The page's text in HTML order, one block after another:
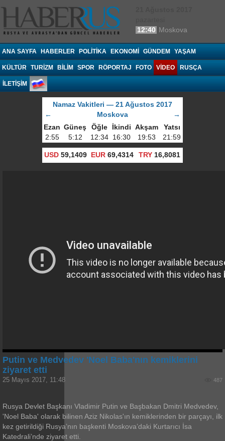
12:40 Moskova
ANA SAYFA HABERLER POLITIKA EKONOMI GÜNDEM YAŞAM
KÜLTÜR TURIZM BILIM SPOR RÖPORTAJ FOTO VIDEO RUSÇA
İLETİŞİM
Namaz Vakitleri — 21 Ağustos 2017
←
Moskova
→
Ezan Güneş Öğle İkindi Akşam
Yatsı
2:55
5:12 12:34 16:30 19:53 21:59
USD 59,1409 EUR 69,4314 TRY16,8081
Putin ve Medvedev 'Noel Baba'nın kemiklerini
ziyaret etti
25 Mayıs 2017, 11:48 487
Rusya Devlet Başkanı Vladimir Putin ve Başbakan Dmitri Medvedev,
'Noel Baba' olarak bilinen Aziz Nikolas'ın kemiklerinden bir parçayı, ilk
kez getirildiği Rusya’nın başkenti Moskova’daki Kurtarıcı İsa
Katedrali’nde ziyaret etti.